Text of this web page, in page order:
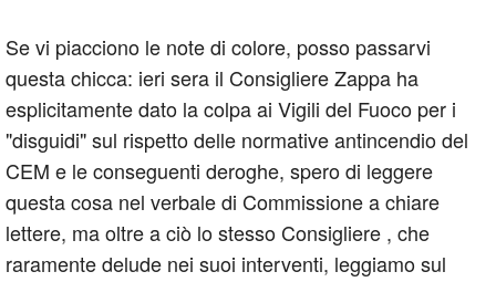
Se vi piacciono le note di colore, posso passarvi
questa chicca: ieri sera il Consigliere Zappa ha
esplicitamente dato la colpa ai Vigili del Fuoco per i
"disguidi" sul rispetto delle normative antincendio del
CEM e le conseguenti deroghe, spero di leggere
questa cosa nel verbale di Commissione a chiare
lettere, ma oltre a ciò lo stesso Consigliere , che
raramente delude nei suoi interventi, leggiamo sul